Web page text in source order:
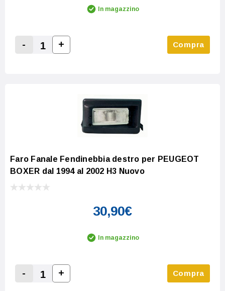
In magazzino
Decrease Quantity:
-
Increase Quantity:
+ Compra
Faro Fanale Fendinebbia destro per PEUGEOT
BOXER dal 1994 al 2002 H3 Nuovo
30,90€
In magazzino
Decrease Quantity:
-
Increase Quantity:
+ Compra